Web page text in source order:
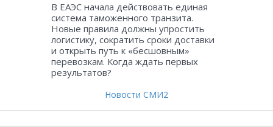
В ЕАЭС начала действовать единая
система таможенного транзита.
Новые правила должны упростить
логистику, сократить сроки доставки
и открыть путь к «бесшовным»
перевозкам. Когда ждать первых
результатов?
Новости СМИ2